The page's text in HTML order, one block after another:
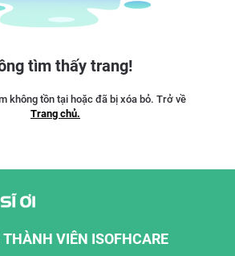
tìm thấy trang!
không tồn tại hoặc đã bị xóa bỏ. Trở về
Trang chủ.
VIÊN ISOFHCARE